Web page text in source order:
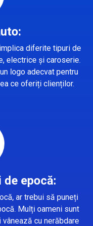
diferite tipuri de
electrice și caroserie.
logo adecvat pentru
ce oferiți clienților.
epocă:
ar trebui să puneți
Mulți oameni sunt
cu nerăbdare